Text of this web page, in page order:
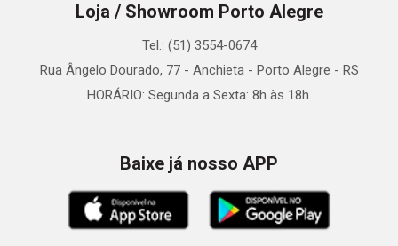
Loja / Showroom Porto Alegre
Tel.: (51) 3554-0674
Rua Ângelo Dourado, 77 - Anchieta - Porto Alegre - RS
HORÁRIO: Segunda a Sexta: 8h às 18h.
Baixe já nosso APP